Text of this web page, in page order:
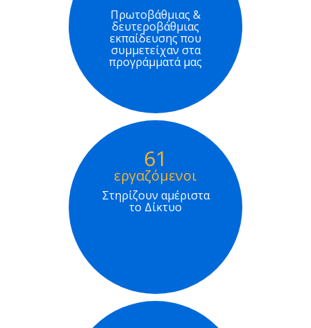
Πρωτοβάθμιας &
δευτεροβάθμιας
εκπαίδευσης που
συμμετείχαν στα
προγράμματά μας
61
εργαζόμενοι
Στηρίζουν αμέριστα
το Δίκτυο